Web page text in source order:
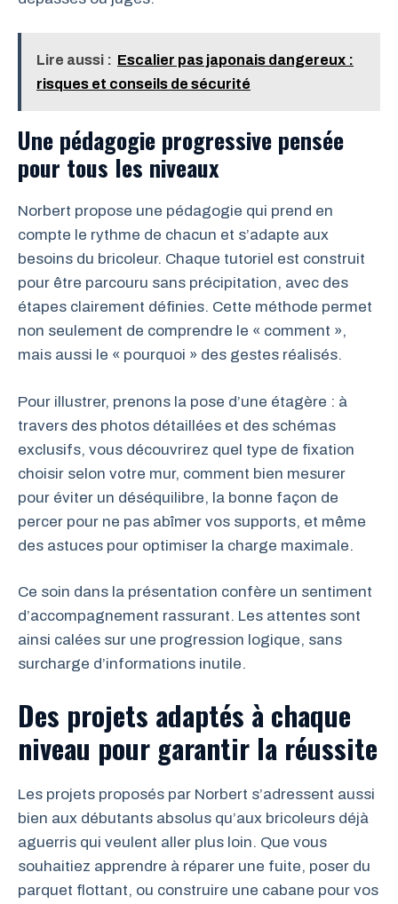
Lire aussi : Escalier pas japonais dangereux :
risques et conseils de sécurité
Une pédagogie progressive pensée
pour tous les niveaux
Norbert propose une pédagogie qui prend en
compte le rythme de chacun et s’adapte aux
besoins du bricoleur. Chaque tutoriel est construit
pour être parcouru sans précipitation, avec des
étapes clairement définies. Cette méthode permet
non seulement de comprendre le « comment »,
mais aussi le « pourquoi » des gestes réalisés.
Pour illustrer, prenons la pose d’une étagère : à
travers des photos détaillées et des schémas
exclusifs, vous découvrirez quel type de fixation
choisir selon votre mur, comment bien mesurer
pour éviter un déséquilibre, la bonne façon de
percer pour ne pas abîmer vos supports, et même
des astuces pour optimiser la charge maximale.
Ce soin dans la présentation confère un sentiment
d’accompagnement rassurant. Les attentes sont
ainsi calées sur une progression logique, sans
surcharge d’informations inutile.
Des projets adaptés à chaque
niveau pour garantir la réussite
Les projets proposés par Norbert s’adressent aussi
bien aux débutants absolus qu’aux bricoleurs déjà
aguerris qui veulent aller plus loin. Que vous
souhaitiez apprendre à réparer une fuite, poser du
parquet flottant, ou construire une cabane pour vos